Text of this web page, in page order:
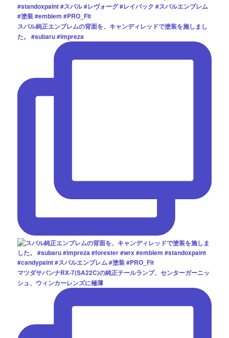
スバル純正エンブレムの背面を、キャンディレッドで塗装を施しまし
た。 #subaru #impreza
マツダサバンナRX-7(SA22C)の純正テールランプ、センターガーニッ
シュ、ウィンカーレンズに極薄